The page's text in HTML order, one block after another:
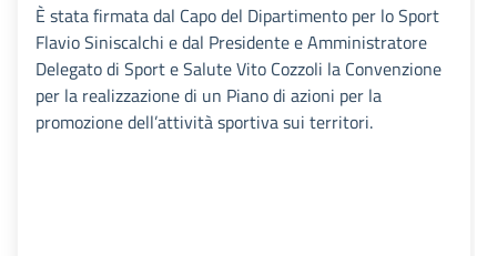
È stata firmata dal Capo del Dipartimento per lo Sport
Flavio Siniscalchi e dal Presidente e Amministratore
Delegato di Sport e Salute Vito Cozzoli la Convenzione
per la realizzazione di un Piano di azioni per la
promozione dell’attività sportiva sui territori.